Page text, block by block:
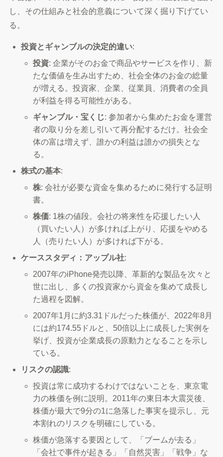
し、その仕組みと社会的意義について深く掘り下げてい
る。
投資とギャンブルの決定的違い:
投資: 企業がそのお金で商品やサービスを作り、新
たな価値を生み出すため、社会全体のお金の総量
が増える。投資家、企業、従業員、消費者の全員
が利益を得る可能性がある。
ギャンブル・宝くじ: 参加者から集めたお金を運営
者の取り分を差し引いて再分配するだけ。社会全
体の富は増えず、誰かの利益は誰かの損失とな
る。
株式の基本:
株: 会社が必要な資金を集めるために発行する証明
書。
株価: 1株の値段。会社の将来性を応援したい人
（買いたい人）が多ければ上がり、応援をやめる
人（売りたい人）が多ければ下がる。
ケーススタディ：アップル社:
2007年のiPhone発売以降、革新的な製品を次々と
世に出し、多くの投資家から資金を集めて成長し
た過程を図解。
2007年1月に約3.31ドルだった株価が、2022年8月
には約174.55ドルと、50倍以上に成長した実例を
挙げ、投資が企業成長の原動力となることを示し
ている。
リスクの認識:
投資は常に成功するわけではないことを、東京電
力の株価を例に説明。2011年の東日本大震災後、
株価が最大で9分の1に急落した事実を提示し、元
本割れのリスクを明確にしている。
株価が急落する要因として、「ブームが去る」
「会社で事件が起きる」「自然災害」「戦争」な